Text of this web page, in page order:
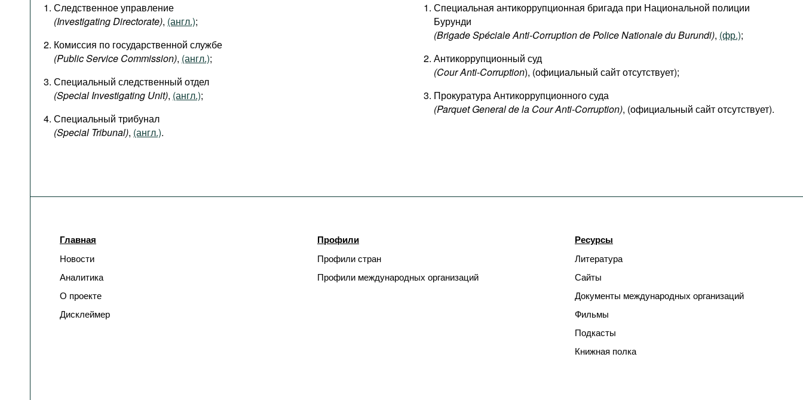
Следственное управление
(Investigating Directorate), (англ.);
Комиссия по государственной службе
(Public Service Commission), (англ.);
Специальный следственный отдел
(Special Investigating Unit), (англ.);
Специальный трибунал
(Special Tribunal), (англ.).
Специальная антикоррупционная бригада при Национальной полиции
Бурунди
(Brigade Spéciale Anti-Corruption de Police Nationale du Burundi), (фр.);
Антикоррупционный суд
(Cour Anti-Corruption), (официальный сайт отсутствует);
Прокуратура Антикоррупционного суда
(Parquet General de la Cour Anti-Corruption), (официальный сайт отсутствует).
Главная
Новости
Аналитика
О проекте
Дисклеймер
Профили
Профили стран
Профили международных организаций
Ресурсы
Литература
Сайты
Документы международных организаций
Фильмы
Подкасты
Книжная полка